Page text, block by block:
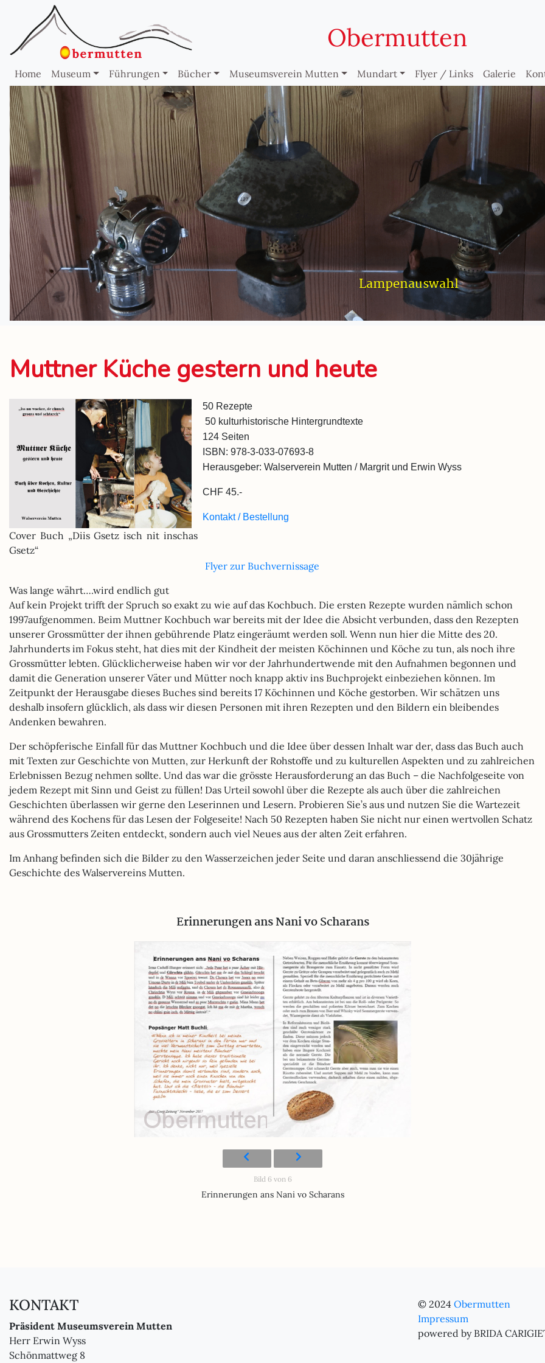
Obermutten
Home Museum Führungen Bücher Museumsverein Mutten Mundart Flyer / Links Galerie
Muttner Küche gestern und heute
Cover Buch „Diis Gsetz isch nit inschas
Gsetz“
50 Rezepte
50 kulturhistorische Hintergrundtexte
124 Seiten
ISBN: 978-3-033-07693-8
Herausgeber: Walserverein Mutten / Margrit und Erwin Wyss
CHF 45.-
Kontakt / Bestellung
Flyer zur Buchvernissage
Was lange währt….wird endlich gut
Auf kein Projekt trifft der Spruch so exakt zu wie auf das Kochbuch. Die ersten Rezepte wurden nämlich schon
1997aufgenommen. Beim Muttner Kochbuch war bereits mit der Idee die Absicht verbunden, dass den Rezepten
unserer Grossmütter der ihnen gebührende Platz eingeräumt werden soll. Wenn nun hier die Mitte des 20.
Jahrhunderts im Fokus steht, hat dies mit der Kindheit der meisten Köchinnen und Köche zu tun, als noch ihre
Grossmütter lebten. Glücklicherweise haben wir vor der Jahrhundertwende mit den Aufnahmen begonnen und
damit die Generation unserer Väter und Mütter noch knapp aktiv ins Buchprojekt einbeziehen können. Im
Zeitpunkt der Herausgabe dieses Buches sind bereits 17 Köchinnen und Köche gestorben. Wir schätzen uns
deshalb insofern glücklich, als dass wir diesen Personen mit ihren Rezepten und den Bildern ein bleibendes
Andenken bewahren.
Der schöpferische Einfall für das Muttner Kochbuch und die Idee über dessen Inhalt war der, dass das Buch auch
mit Texten zur Geschichte von Mutten, zur Herkunft der Rohstoffe und zu kulturellen Aspekten und zu zahlreichen
Erlebnissen Bezug nehmen sollte. Und das war die grösste Herausforderung an das Buch – die Nachfolgeseite von
jedem Rezept mit Sinn und Geist zu füllen! Das Urteil sowohl über die Rezepte als auch über die zahlreichen
Geschichten überlassen wir gerne den Leserinnen und Lesern. Probieren Sie’s aus und nutzen Sie die Wartezeit
während des Kochens für das Lesen der Folgeseite! Nach 50 Rezepten haben Sie nicht nur einen wertvollen Schatz
aus Grossmutters Zeiten entdeckt, sondern auch viel Neues aus der alten Zeit erfahren.
Im Anhang befinden sich die Bilder zu den Wasserzeichen jeder Seite und daran anschliessend die 30jährige
Geschichte des Walservereins Mutten.
Erinnerungen ans Nani vo Scharans
Bild 6 von 6
Erinnerungen ans Nani vo Scharans
KONTAKT
Präsident Museumsverein Mutten
Herr Erwin Wyss
Schönmattweg 8
© 2024 Obermutten
Impressum
powered by BRIDA